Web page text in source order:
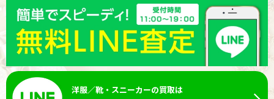
洋服／靴・スニーカーの買取は